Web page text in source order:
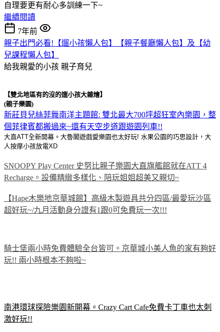
自理要更有耐心多訓練一下~
繼續閱讀
7年前
親子出門必看!【遛小孩懶人包】【親子餐廳懶人包】及【幼
兒課程懶人包】
給我親愛的小孩 親子育兒
【雙北地區有的沒的遛小孩大雜燴】
(親子樂園)
新莊貝兒絲菲舞南洋主題館: 雙北最大700坪超狂室內樂園，整
個菲律賓都搬過來~還有天空步道跟遊園列車!!
大直ATT全新開幕。大魯閣遊戲愛樂園也太好玩! 水果公園的巧思設計，大
人按摩小孩放電XD
SNOOPY Play Center 史努比親子樂園大直旗艦館就在ATT 4
Recharge。設備精緻多樣化、陪玩姐姐超美又親切~
【Hape木樂地京華城館】高級木製遊具共分四區/最愛玩沙區
超好玩~/九月活動身分證有1跟0可免費玩一次!!!
騎士堡兩小時免費體驗全台皆可。京華城小美人魚的家有夠好
玩!! 兩小時根本不夠啦~
南港環球探險樂園新開幕。Crazy Cart Cafe免費卡丁車也太刺
激好玩!!